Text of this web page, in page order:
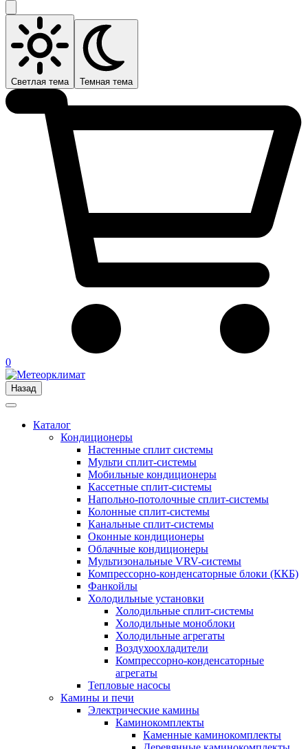
Светлая тема Темная тема
0
Назад
Каталог
Кондиционеры
Настенные сплит системы
Мульти сплит-системы
Мобильные кондиционеры
Кассетные сплит-системы
Напольно-потолочные сплит-системы
Колонные сплит-системы
Канальные сплит-системы
Оконные кондиционеры
Облачные кондиционеры
Мультизональные VRV-системы
Компрессорно-конденсаторные блоки (ККБ)
Фанкойлы
Холодильные установки
Холодильные сплит-системы
Холодильные моноблоки
Холодильные агрегаты
Воздухоохладители
Компрессорно-конденсаторные
агрегаты
Тепловые насосы
Камины и печи
Электрические камины
Каминокомплекты
Каменные каминокомплекты